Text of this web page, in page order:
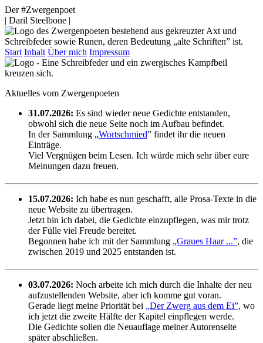
Der #Zwergenpoet
| Daril Steelbone |
Start Inhalt Über mich Impressum
Aktuelles vom Zwergenpoeten
31.07.2026: Es sind wieder neue Gedichte entstanden,
obwohl sich die neue Seite noch im Aufbau befindet.
In der Sammlung „Wortschmied” findet ihr die neuen
Einträge.
Viel Vergnügen beim Lesen. Ich würde mich sehr über eure
Meinungen dazu freuen.
15.07.2026: Ich habe es nun geschafft, alle Prosa-Texte in die
neue Website zu übertragen.
Jetzt bin ich dabei, die Gedichte einzupflegen, was mir trotz
der Fülle viel Freude bereitet.
Begonnen habe ich mit der Sammlung „Graues Haar ...”, die
zwischen 2019 und 2025 entstanden ist.
03.07.2026: Noch arbeite ich mich durch die Inhalte der neu
aufzustellenden Website, aber ich komme gut voran.
Gerade liegt meine Priorität bei „Der Zwerg aus dem Ei”, wo
ich jetzt die zweite Hälfte der Kapitel einpflegen werde.
Die Gedichte sollen die Neuauflage meiner Autorenseite
später abschließen.